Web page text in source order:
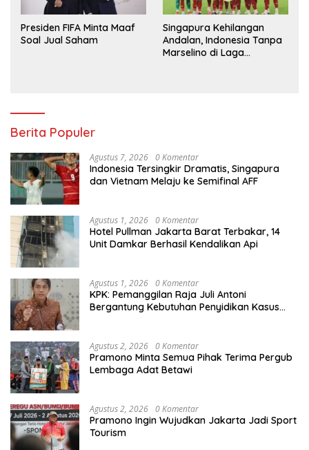
Presiden FIFA Minta Maaf
Soal Jual Saham
Singapura Kehilangan
Andalan, Indonesia Tanpa
Marselino di Laga
Berita Populer
Agustus 7, 2026 0 Komentar
Indonesia Tersingkir Dramatis, Singapura
dan Vietnam Melaju ke Semifinal AFF
Agustus 1, 2026 0 Komentar
Hotel Pullman Jakarta Barat Terbakar, 14
Unit Damkar Berhasil Kendalikan Api
Agustus 1, 2026 0 Komentar
KPK: Pemanggilan Raja Juli Antoni
Bergantung Kebutuhan Penyidikan Kasus
Agustus 2, 2026 0 Komentar
Pramono Minta Semua Pihak Terima Pergub
Lembaga Adat Betawi
Agustus 2, 2026 0 Komentar
Pramono Ingin Wujudkan Jakarta Jadi Sport
Tourism